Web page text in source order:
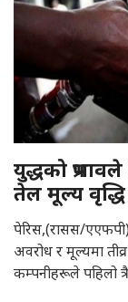
युद्धको
तेल मूल्य वृद्धि
पेरिस,(रासस/
अवरोध र मूल्यमा
कम्पनीहरूले पहिलो